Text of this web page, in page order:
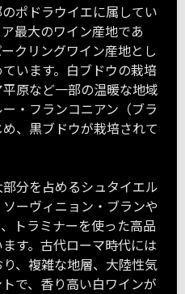
ポドラウイエに属してい
最大のワイン産地であ
クリングワイン産地とし
います。白ブドウの栽培
原など一部の温暖な地域
・フランコニアン（ブラ
、黒ブドウが栽培されて
分を占めるシュタイエル
ーヴィニョン・ブランや
トラミナーを使った高品
す。古代ローマ時代には
、複雑な地層、大陸性気
で、香り高い白ワインが